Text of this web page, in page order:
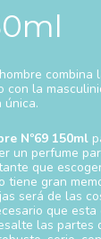
combina
con la
única.
Nº69 150ml
un perfume
que
tiene gran
será de las
que
las partes